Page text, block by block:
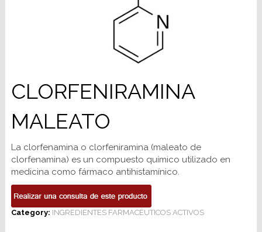
CLORFENIRAMINA
MALEATO
La clorfenamina o clorfeniramina (maleato de
clorfenamina) es un compuesto químico utilizado en
medicina como fármaco antihistamínico.
Category: INGREDIENTES FARMACÉUTICOS ACTIVOS